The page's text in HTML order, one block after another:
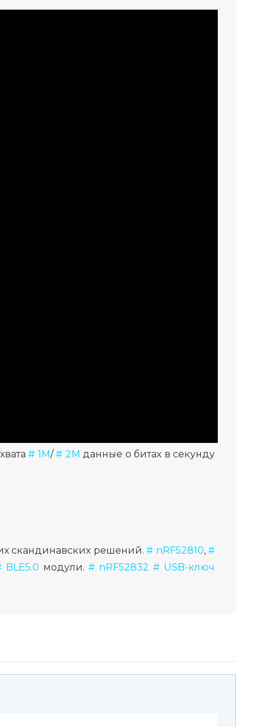
# 1M/# 2M данные о битах в секунду
скандинавских решений. # nRF52810,#
BLE5.0 модули. # nRF52832 # USB-ключ